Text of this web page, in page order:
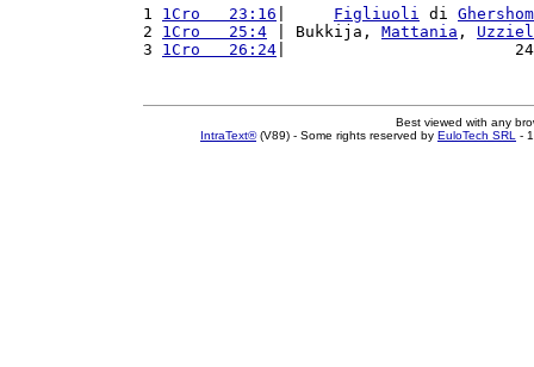
1 1Cro   23:16 Figliuoli di Ghershom
2 1Cro   25:4 | Bukkija, Mattania , Uzziel
3 1Cro   26:24 |                        24
Best viewed with any
IntraText®(V89) - Some rights reserved by EuloTech SRL -